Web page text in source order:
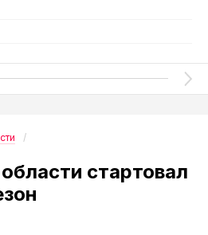
стартовал